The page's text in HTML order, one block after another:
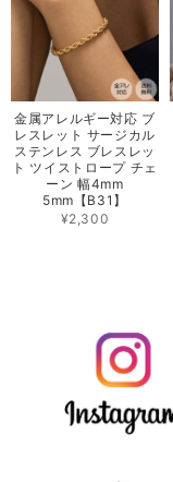
金属アレルギー対応 ブ
レスレット サージカル
ステンレス ブレスレッ
ト ツイストロープ チェ
ーン 幅4mm
5mm【B31】
¥2,300